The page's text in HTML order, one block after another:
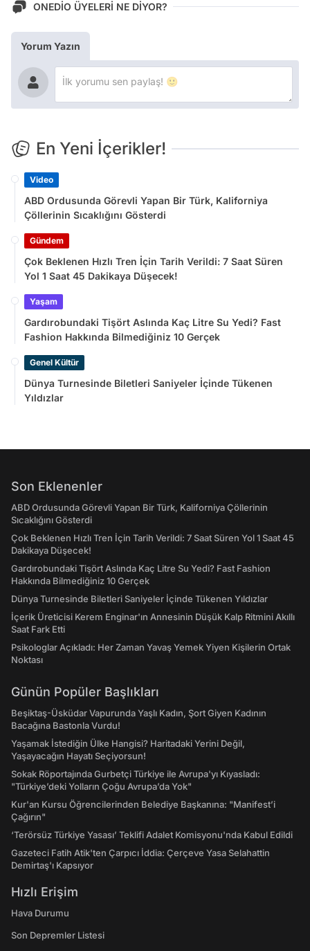
ONEDİO ÜYELERİ NE DİYOR?
Yorum Yazın
En Yeni İçerikler!
Video
ABD Ordusunda Görevli Yapan Bir Türk, Kaliforniya
Çöllerinin Sıcaklığını Gösterdi
Gündem
Çok Beklenen Hızlı Tren İçin Tarih Verildi: 7 Saat Süren
Yol 1 Saat 45 Dakikaya Düşecek!
Yaşam
Gardırobundaki Tişört Aslında Kaç Litre Su Yedi? Fast
Fashion Hakkında Bilmediğiniz 10 Gerçek
Genel Kültür
Dünya Turnesinde Biletleri Saniyeler İçinde Tükenen
Yıldızlar
Son Eklenenler
ABD Ordusunda Görevli Yapan Bir Türk, Kaliforniya Çöllerinin
Sıcaklığını Gösterdi
Çok Beklenen Hızlı Tren İçin Tarih Verildi: 7 Saat Süren Yol 1 Saat 45
Dakikaya Düşecek!
Gardırobundaki Tişört Aslında Kaç Litre Su Yedi? Fast Fashion
Hakkında Bilmediğiniz 10 Gerçek
Dünya Turnesinde Biletleri Saniyeler İçinde Tükenen Yıldızlar
İçerik Üreticisi Kerem Enginar'ın Annesinin Düşük Kalp Ritmini Akıllı
Saat Fark Etti
Psikologlar Açıkladı: Her Zaman Yavaş Yemek Yiyen Kişilerin Ortak
Noktası
Günün Popüler Başlıkları
Beşiktaş-Üsküdar Vapurunda Yaşlı Kadın, Şort Giyen Kadının
Bacağına Bastonla Vurdu!
Yaşamak İstediğin Ülke Hangisi? Haritadaki Yerini Değil,
Yaşayacağın Hayatı Seçiyorsun!
Sokak Röportajında Gurbetçi Türkiye ile Avrupa'yı Kıyasladı:
"Türkiye’deki Yolların Çoğu Avrupa’da Yok"
Kur'an Kursu Öğrencilerinden Belediye Başkanına: "Manifest’i
Çağırın"
‘Terörsüz Türkiye Yasası’ Teklifi Adalet Komisyonu'nda Kabul Edildi
Gazeteci Fatih Atik'ten Çarpıcı İddia: Çerçeve Yasa Selahattin
Demirtaş'ı Kapsıyor
Hızlı Erişim
Hava Durumu
Son Depremler Listesi